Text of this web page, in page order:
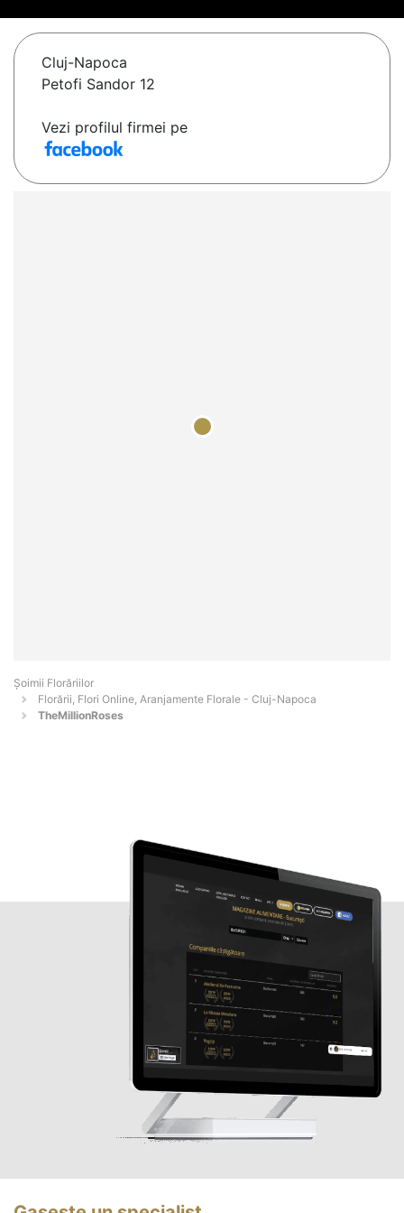
Cluj-Napoca
Petofi Sandor 12
Vezi profilul firmei pe
Șoimii Florăriilor
Florării, Flori Online, Aranjamente Florale - Cluj-Napoca
TheMillionRoses